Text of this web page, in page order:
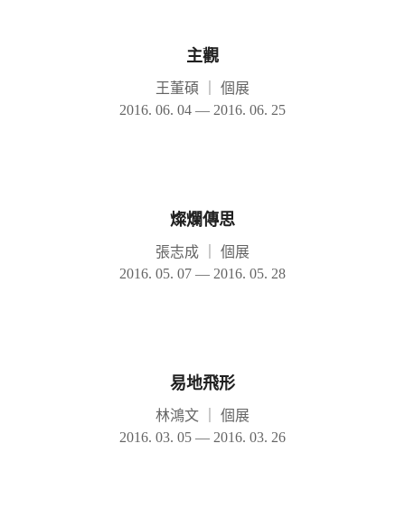
主觀
王董碩
個展
2016. 06. 04 — 2016. 06. 25
燦爛傳思
張志成
個展
2016. 05. 07 — 2016. 05. 28
易地飛形
林鴻文
個展
2016. 03. 05 — 2016. 03. 26